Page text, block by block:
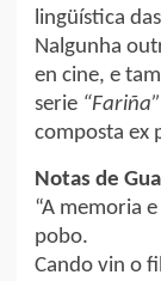
lingüística
Nalgunha
en cine, e
serie “Fariña”
composta ex
Notas de
“A memoria
pobo.
Cando vin o